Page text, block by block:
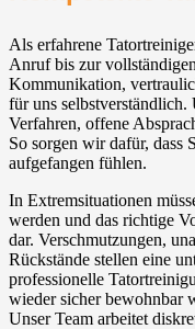
Als erfahrene
Anruf bis zur
Kommunikation,
für uns
Verfahren, offene
So sorgen wir dafür, dass
aufgefangen fühlen.
In Extremsituationen
werden und das richtige
dar. Verschmutzungen,
Rückstände stellen eine
professionelle
wieder sicher bewohnbar
Unser Team arbeitet